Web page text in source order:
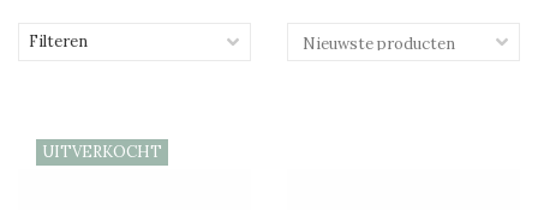
Filteren
UITVERKOCHT